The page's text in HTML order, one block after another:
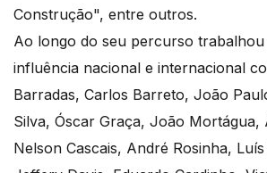
Construção", entre outros.
Ao longo do seu percurso trabalhou
influência nacional e internacional
Barradas, Carlos Barreto, João
Silva, Óscar Graça, João Mortágua,
Nelson Cascais, André Rosinha,